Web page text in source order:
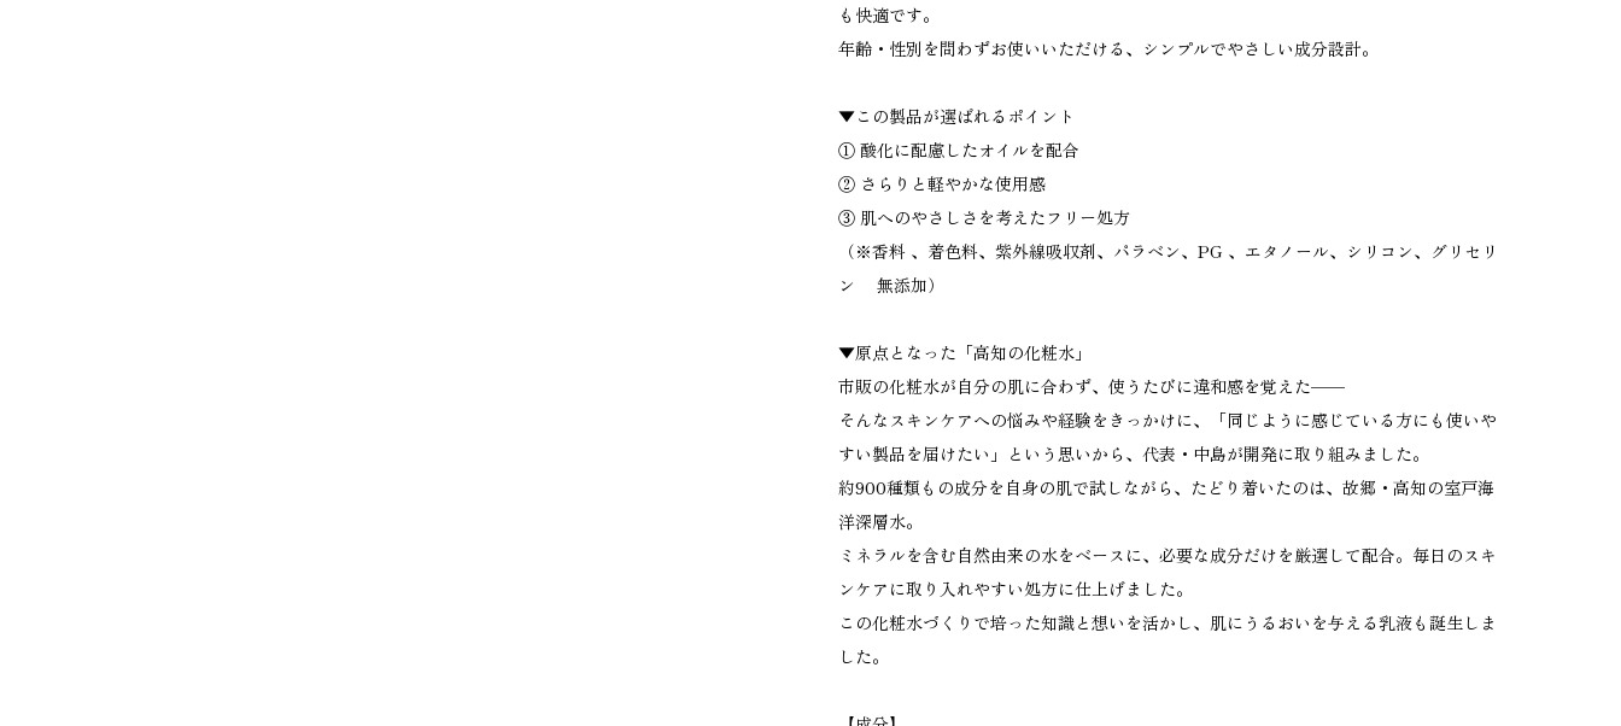
も快適です。
年齢・性別を問わずお使いいただける、シンプルでやさしい成分設計。
▼この製品が選ばれるポイント
① 酸化に配慮したオイルを配合
② さらりと軽やかな使用感
③ 肌へのやさしさを考えたフリー処方
（※香料 、着色料、紫外線吸収剤、パラベン、PG 、エタノール、シリコン、グリセリ
ン 無添加）
▼原点となった「高知の化粧水」
市販の化粧水が自分の肌に合わず、使うたびに違和感を覚えた——
そんなスキンケアへの悩みや経験をきっかけに、「同じように感じている方にも使いや
すい製品を届けたい」という思いから、代表・中島が開発に取り組みました。
約900種類もの成分を自身の肌で試しながら、たどり着いたのは、故郷・高知の室戸海
洋深層水。
ミネラルを含む自然由来の水をベースに、必要な成分だけを厳選して配合。毎日のスキ
ンケアに取り入れやすい処方に仕上げました。
この化粧水づくりで培った知識と想いを活かし、肌にうるおいを与える乳液も誕生しま
した。